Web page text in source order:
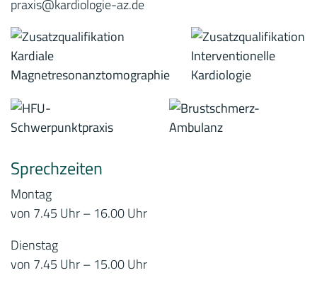
praxis@kardiologie-az.de
Sprechzeiten
Montag
von 7.45 Uhr – 16.00 Uhr
Dienstag
von 7.45 Uhr – 15.00 Uhr